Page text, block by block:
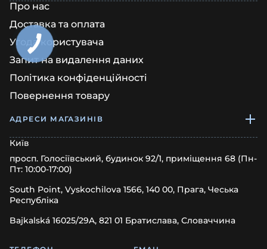
Про нас
Доставка та оплата
Угода користувача
Запит на видалення даних
Політика конфіденційності
Повернення товару
АДРЕСИ МАГАЗИНІВ
Київ
просп. Голосіївський, будинок 92/1, приміщення 68 (Пн-
Пт: 10:00-17:00)
South Point, Vyskochilova 1566, 140 00, Прага, Чеська
Республіка
Bajkalská 16025/29A, 821 01 Братислава, Словаччина